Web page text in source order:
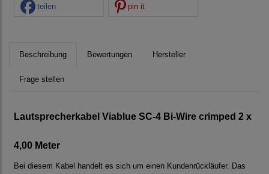
teilen pin it
Beschreibung Bewertungen Hersteller
Frage stellen
Lautsprecherkabel Viablue SC-4 Bi-Wire crimped 2 x
4,00 Meter
Bei diesem Kabel handelt es sich um einen Kundenrückläufer. Das